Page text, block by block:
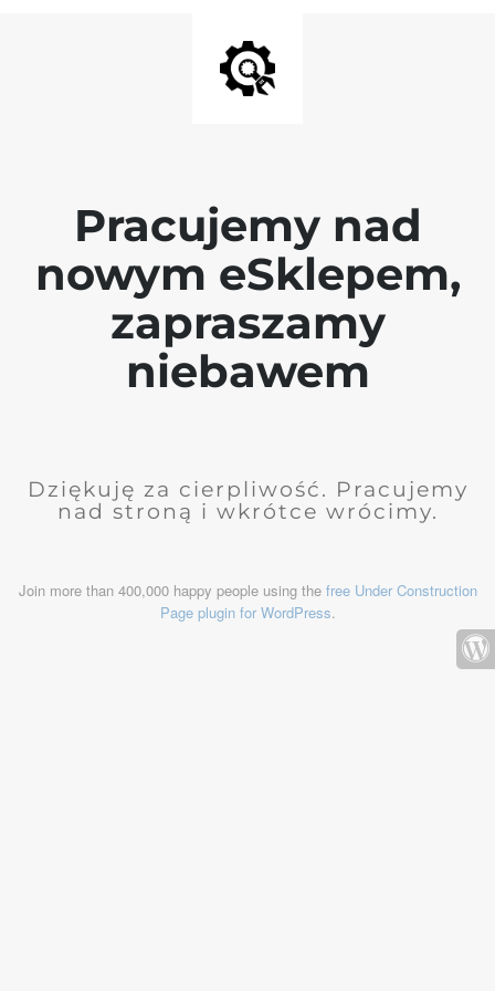
Pracujemy nad
nowym eSklepem,
zapraszamy
niebawem
Dziękuję za cierpliwość. Pracujemy
nad stroną i wkrótce wrócimy.
Join more than 400,000 happy people using the free Under Construction
Page plugin for WordPress.